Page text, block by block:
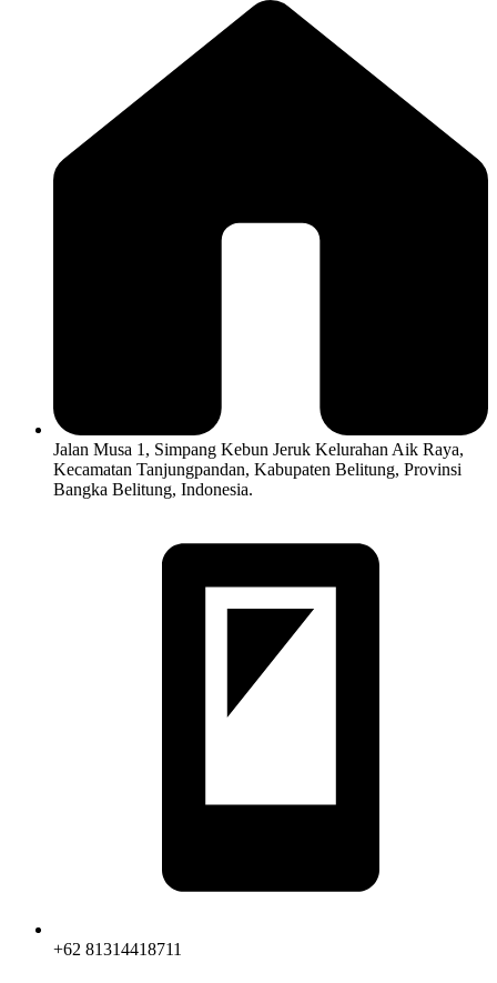
Jalan Musa 1, Simpang Kebun Jeruk Kelurahan Aik Raya,
Kecamatan Tanjungpandan, Kabupaten Belitung, Provinsi
Bangka Belitung, Indonesia.
+62 81314418711